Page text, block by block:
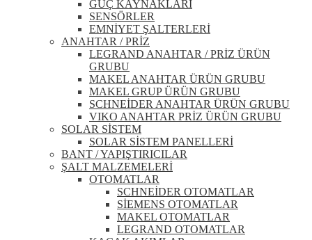
GÜÇ KAYNAKLARI
SENSÖRLER
EMNİYET ŞALTERLERİ
ANAHTAR / PRİZ
LEGRAND ANAHTAR / PRİZ ÜRÜN
GRUBU
MAKEL ANAHTAR ÜRÜN GRUBU
MAKEL GRUP ÜRÜN GRUBU
SCHNEİDER ANAHTAR ÜRÜN GRUBU
VIKO ANAHTAR PRİZ ÜRÜN GRUBU
SOLAR SİSTEM
SOLAR SİSTEM PANELLERİ
BANT / YAPIŞTIRICILAR
ŞALT MALZEMELERİ
OTOMATLAR
SCHNEİDER OTOMATLAR
SİEMENS OTOMATLAR
MAKEL OTOMATLAR
LEGRAND OTOMATLAR